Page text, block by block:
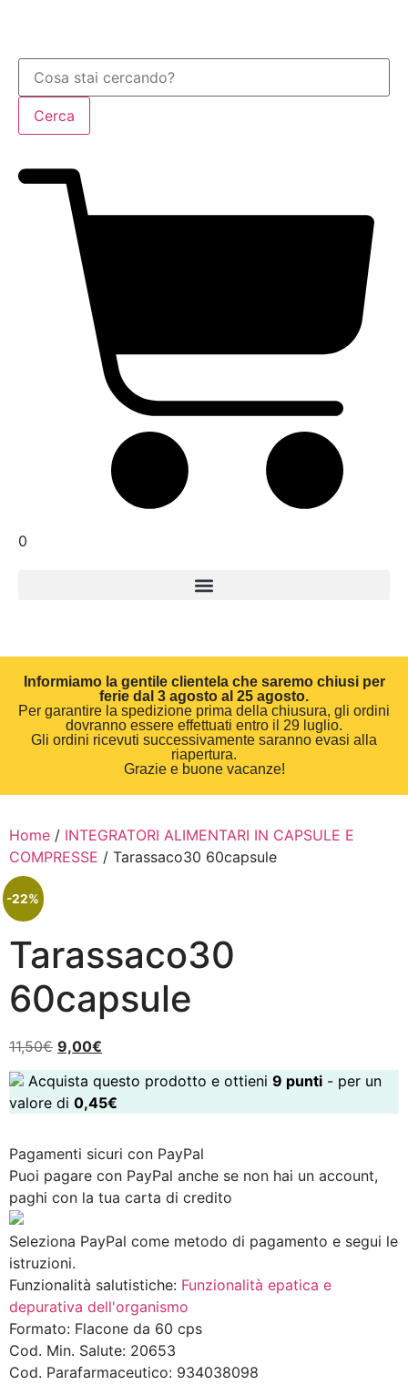
0
Informiamo la gentile clientela che saremo chiusi per
ferie dal 3 agosto al 25 agosto.
Per garantire la spedizione prima della chiusura, gli ordini
dovranno essere effettuati entro il 29 luglio.
Gli ordini ricevuti successivamente saranno evasi alla
riapertura.
Grazie e buone vacanze!
Home / INTEGRATORI ALIMENTARI IN CAPSULE E
COMPRESSE / Tarassaco30 60capsule
-22%
Tarassaco30
60capsule
11,50€ 9,00€
Acquista questo prodotto e ottieni 9 punti - per un
valore di 0,45€
Pagamenti sicuri con PayPal
Puoi pagare con PayPal anche se non hai un account,
paghi con la tua carta di credito
Seleziona PayPal come metodo di pagamento e segui le
istruzioni.
Funzionalità salutistiche: Funzionalità epatica e
depurativa dell'organismo
Formato: Flacone da 60 cps
Cod. Min. Salute: 20653
Cod. Parafarmaceutico: 934038098